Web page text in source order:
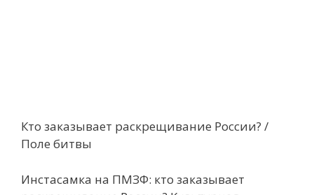
Кто заказывает раскрещивание России? /
Поле битвы
Инстасамка на ПМЗФ: кто заказывает